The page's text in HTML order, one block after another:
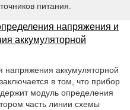
питания.
напряжения и
аккумуляторной
напряжения аккумуляторной
в том, что прибор
модуль определения
часть линии схемы